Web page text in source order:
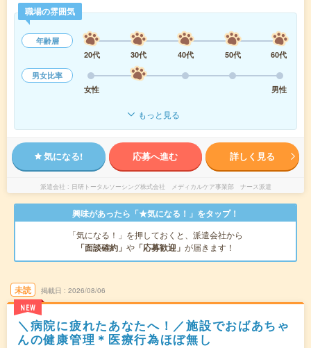
職場の雰囲気
年齢層
20代
30代 40代 50代
60代
男女比率
女性
男性
もっと見る
気になる! 応募へ進む 詳しく見る
派遣会社 日研トータルソーシング株式会社 メディカルケア事業部 ナース派遣
興味があったら「★気になる！」をタップ！
「気になる！」を押しておくと、派遣会社から
「面談確約」 や 「応募歓迎」 が届きます！
未読
NEW
掲載日 2026/08/06
＼病院に疲れたあなたへ！／施設でおばあちゃ
んの健康管理＊医療行為ほぼ無し